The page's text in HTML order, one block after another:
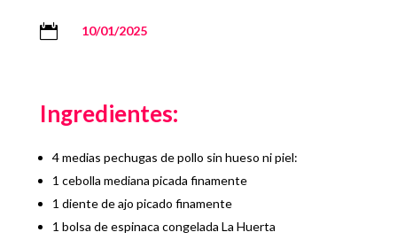
 10/01/2025
Ingredientes:
4 medias pechugas de pollo sin hueso ni piel:
1 cebolla mediana picada finamente
1 diente de ajo picado finamente
1 bolsa de espinaca congelada La Huerta